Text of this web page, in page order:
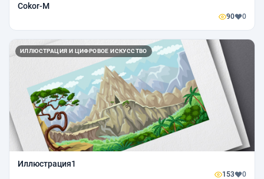
Cokor-M
90 0
ИЛЛЮСТРАЦИЯ И ЦИФРОВОЕ ИСКУССТВО
Иллюстрация1
153 0